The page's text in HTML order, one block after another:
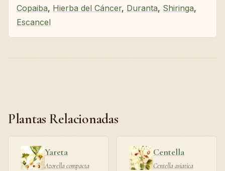
Copaiba, Hierba del Cáncer, Duranta, Shiringa,
Escancel
Plantas Relacionadas
Yareta
Azorella compacta
Centella
Centella asiatica